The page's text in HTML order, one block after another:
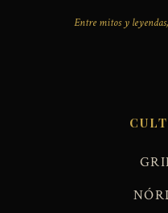
Entre mitos y